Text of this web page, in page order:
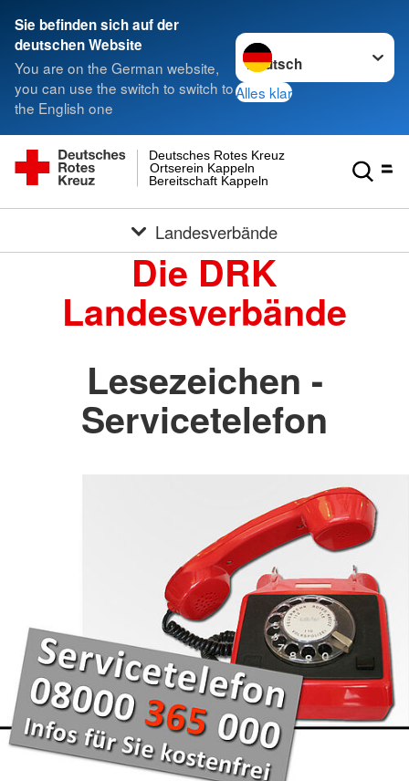
Sie befinden sich auf der
deutschen Website
You are on the German website,
you can use the switch to switch to
the English one
Sprache wechseln zu
Alles klar
Bereitschaft Kappeln
Ortserein Kappeln
Deutsches Rotes Kreuz
Landesverbände
Die DRK
Landesverbände
Lesezeichen -
Servicetelefon